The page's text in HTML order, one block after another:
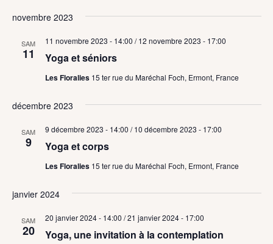
novembre 2023
SAM
11 Yoga et séniors
11 novembre 2023 - 14:00 /12 novembre 2023 - 17:00
Les Floralies 15 ter rue du Maréchal Foch, Ermont, France
décembre 2023
SAM
9 Yoga et corps
9 décembre 2023 - 14:00 /10 décembre 2023 - 17:00
Les Floralies 15 ter rue du Maréchal Foch, Ermont, France
janvier 2024
SAM
20 Yoga, une invitation à la contemplation
20 janvier 2024 - 14:00 /21 janvier 2024 - 17:00